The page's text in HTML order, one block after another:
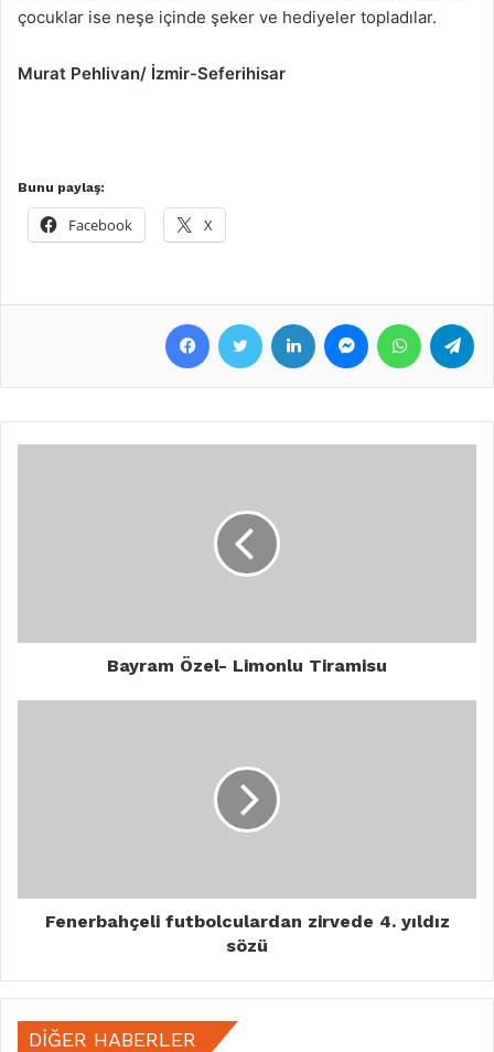
çocuklar ise neşe içinde şeker ve hediyeler topladılar.
Murat Pehlivan/ İzmir-Seferihisar
Bunu paylaş:
Facebook X
Bayram Özel- Limonlu Tiramisu
Fenerbahçeli futbolculardan zirvede 4. yıldız
sözü
DIĞER HABERLER